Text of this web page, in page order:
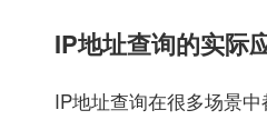
IP地址查询的实际
IP地址查询在很多场景中